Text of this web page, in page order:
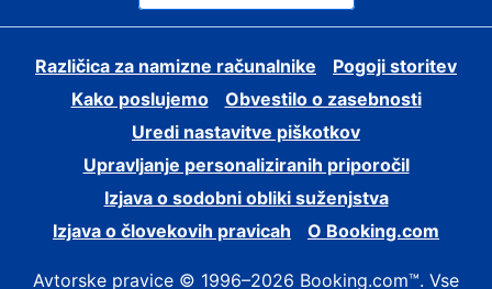
Različica za namizne računalnike
Pogoji storitev
Kako poslujemo
Obvestilo o zasebnosti
Uredi nastavitve piškotkov
Upravljanje personaliziranih priporočil
Izjava o sodobni obliki suženjstva
Izjava o človekovih pravicah
O Booking.com
Avtorske pravice © 1996–2026 Booking.com™. Vse